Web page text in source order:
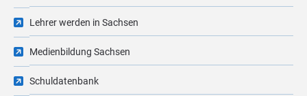
Lehrer werden in Sachsen
Medienbildung Sachsen
Schuldatenbank